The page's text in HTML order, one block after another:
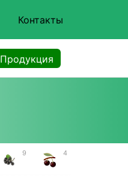
Контакты
Продукция
9 4